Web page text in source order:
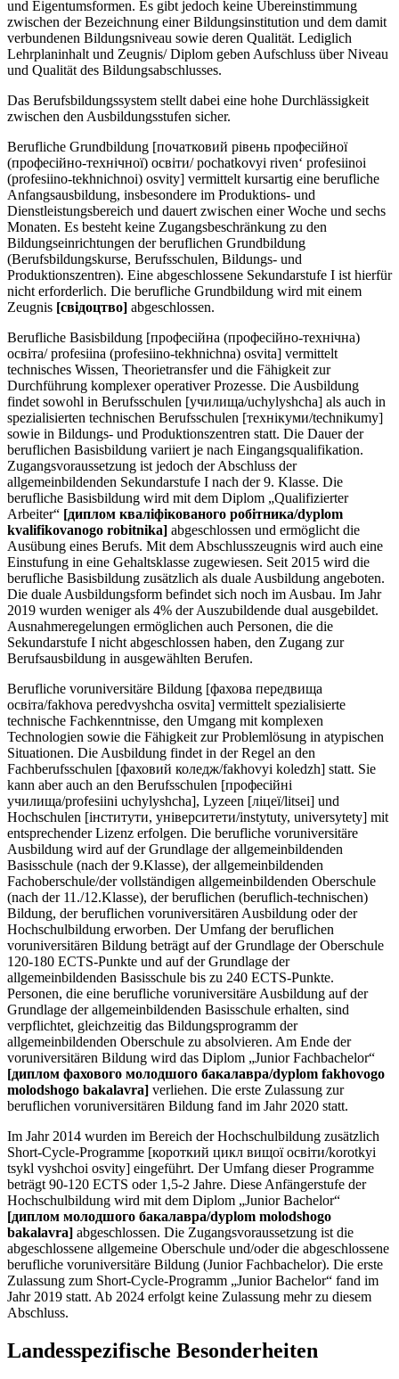
und Eigentumsformen. Es gibt jedoch keine Übereinstimmung
zwischen der Bezeichnung einer Bildungsinstitution und dem damit
verbundenen Bildungsniveau sowie deren Qualität. Lediglich
Lehrplaninhalt und Zeugnis/ Diplom geben Aufschluss über Niveau
und Qualität des Bildungsabschlusses.
Das Berufsbildungssystem stellt dabei eine hohe Durchlässigkeit
zwischen den Ausbildungsstufen sicher.
Berufliche Grundbildung [початковий рівень професійної
(професійно-технічної) освіти/ pochatkovyi riven‘ profesiinoi
(profesiino-tekhnichnoi) osvity] vermittelt kursartig eine berufliche
Anfangsausbildung, insbesondere im Produktions- und
Dienstleistungsbereich und dauert zwischen einer Woche und sechs
Monaten. Es besteht keine Zugangsbeschränkung zu den
Bildungseinrichtungen der beruflichen Grundbildung
(Berufsbildungskurse, Berufsschulen, Bildungs- und
Produktionszentren). Eine abgeschlossene Sekundarstufe I ist hierfür
nicht erforderlich. Die berufliche Grundbildung wird mit einem
Zeugnis [свiдоцтво] abgeschlossen.
Berufliche Basisbildung [професійна (професійно-технічна)
освіта/ profesiina (profesiino-tekhnichna) osvita] vermittelt
technisches Wissen, Theorietransfer und die Fähigkeit zur
Durchführung komplexer operativer Prozesse. Die Ausbildung
findet sowohl in Berufsschulen [училища/uchylyshcha] als auch in
spezialisierten technischen Berufsschulen [технікуми/technikumy]
sowie in Bildungs- und Produktionszentren statt. Die Dauer der
beruflichen Basisbildung variiert je nach Eingangsqualifikation.
Zugangsvoraussetzung ist jedoch der Abschluss der
allgemeinbildenden Sekundarstufe I nach der 9. Klasse. Die
berufliche Basisbildung wird mit dem Diplom „Qualifizierter
Arbeiter“ [диплом кваліфікованого робітника/dyplom
kvalifikovanogo robitnika] abgeschlossen und ermöglicht die
Ausübung eines Berufs. Mit dem Abschlusszeugnis wird auch eine
Einstufung in eine Gehaltsklasse zugewiesen. Seit 2015 wird die
berufliche Basisbildung zusätzlich als duale Ausbildung angeboten.
Die duale Ausbildungsform befindet sich noch im Ausbau. Im Jahr
2019 wurden weniger als 4% der Auszubildende dual ausgebildet.
Ausnahmeregelungen ermöglichen auch Personen, die die
Sekundarstufe I nicht abgeschlossen haben, den Zugang zur
Berufsausbildung in ausgewählten Berufen.
Berufliche voruniversitäre Bildung [фахова передвища
освіта/fakhova peredvyshcha osvita] vermittelt spezialisierte
technische Fachkenntnisse, den Umgang mit komplexen
Technologien sowie die Fähigkeit zur Problemlösung in atypischen
Situationen. Die Ausbildung findet in der Regel an den
Fachberufsschulen [фаховий коледж/fakhovyi koledzh] statt. Sie
kann aber auch an den Berufsschulen [професійні
училища/profesiini uchylyshcha], Lyzeen [ліцеї/litsei] und
Hochschulen [інститути, університети/instytuty, universytety] mit
entsprechender Lizenz erfolgen. Die berufliche voruniversitäre
Ausbildung wird auf der Grundlage der allgemeinbildenden
Basisschule (nach der 9.Klasse), der allgemeinbildenden
Fachoberschule/der vollständigen allgemeinbildenden Oberschule
(nach der 11./12.Klasse), der beruflichen (beruflich-technischen)
Bildung, der beruflichen voruniversitären Ausbildung oder der
Hochschulbildung erworben. Der Umfang der beruflichen
voruniversitären Bildung beträgt auf der Grundlage der Oberschule
120-180 ECTS-Punkte und auf der Grundlage der
allgemeinbildenden Basisschule bis zu 240 ECTS-Punkte.
Personen, die eine berufliche voruniversitäre Ausbildung auf der
Grundlage der allgemeinbildenden Basisschule erhalten, sind
verpflichtet, gleichzeitig das Bildungsprogramm der
allgemeinbildenden Oberschule zu absolvieren. Am Ende der
voruniversitären Bildung wird das Diplom „Junior Fachbachelor“
[диплом фахового молодшого бакалавра/dyplom fakhovogo
molodshogo bakalavra] verliehen. Die erste Zulassung zur
beruflichen voruniversitären Bildung fand im Jahr 2020 statt.
Im Jahr 2014 wurden im Bereich der Hochschulbildung zusätzlich
Short-Cycle-Programme [короткий цикл вищої освіти/korotkyi
tsykl vyshchoi osvity] eingeführt. Der Umfang dieser Programme
beträgt 90-120 ECTS oder 1,5-2 Jahre. Diese Anfängerstufe der
Hochschulbildung wird mit dem Diplom „Junior Bachelor“
[диплом молодшого бакалавра/dyplom molodshogo
bakalavra] abgeschlossen. Die Zugangsvoraussetzung ist die
abgeschlossene allgemeine Oberschule und/oder die abgeschlossene
berufliche voruniversitäre Bildung (Junior Fachbachelor). Die erste
Zulassung zum Short-Cycle-Programm „Junior Bachelor“ fand im
Jahr 2019 statt. Ab 2024 erfolgt keine Zulassung mehr zu diesem
Abschluss.
Landesspezifische Besonderheiten